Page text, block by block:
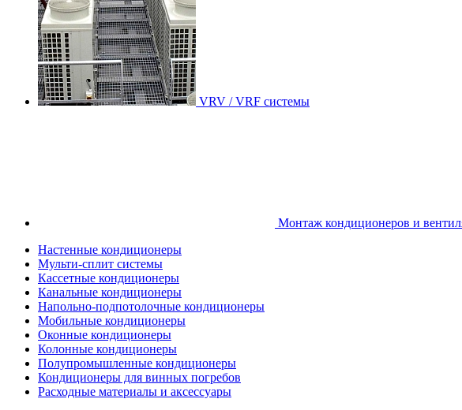
VRV / VRF системы
Монтаж кондиционеров и
Настенные кондиционеры
Мульти-сплит системы
Кассетные кондиционеры
Канальные кондиционеры
Напольно-подпотолочные кондиционеры
Мобильные кондиционеры
Оконные кондиционеры
Колонные кондиционеры
Полупромышленные кондиционеры
Кондиционеры для винных погребов
Расходные материалы и аксессуары